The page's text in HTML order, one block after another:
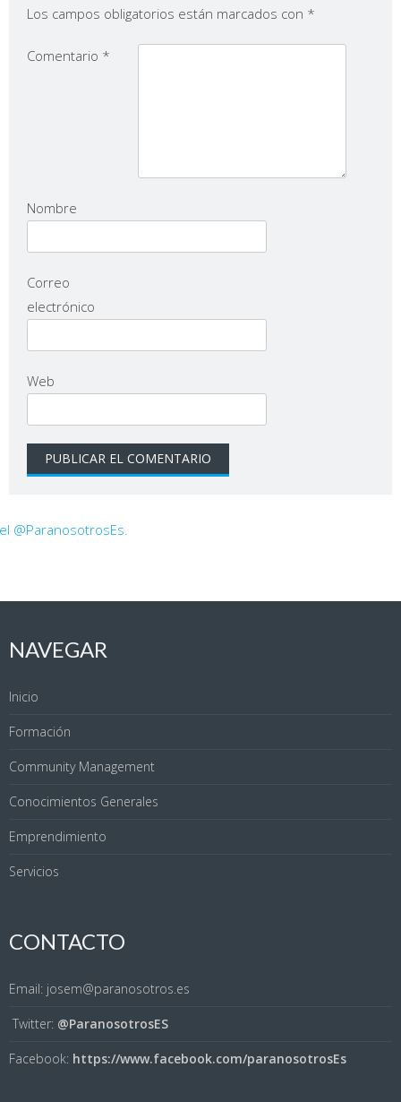
Los campos obligatorios están marcados con *
Comentario *
Nombre
Correo
electrónico
Web
@ParanosotrosEs.
NAVEGAR
Inicio
Formación
Community Management
Conocimientos Generales
Emprendimiento
Servicios
CONTACTO
Email: josem@paranosotros.es
Twitter: @ParanosotrosES
Facebook: https://www.facebook.com/paranosotrosEs